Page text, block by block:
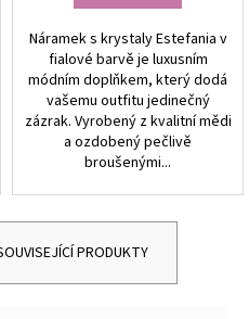
Náramek s krystaly Estefania v
fialové barvě je luxusním
módním doplňkem, který dodá
vašemu outfitu jedinečný
zázrak. Vyrobený z kvalitní mědi
a ozdobený pečlivě
broušenými...
PRODUKTY